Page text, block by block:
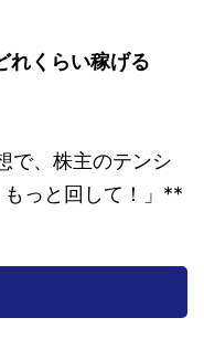
れくらい稼げる
で、株主のテンシ
っと回して！」**